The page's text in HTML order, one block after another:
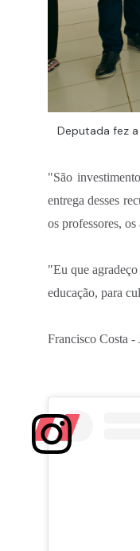
Deputada fez
"São
entrega desses
os professores,
"Eu que
educação, para
Francisco Costa -